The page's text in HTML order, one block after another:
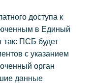
доступа к
в Единый
так: ПСБ будет
с указанием
орган
данные